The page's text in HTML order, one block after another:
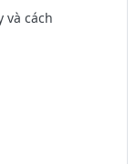
và cách